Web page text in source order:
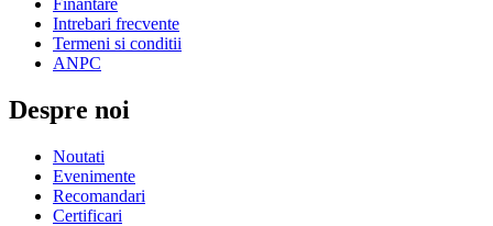
Finantare
Intrebari frecvente
Termeni si conditii
ANPC
Despre noi
Noutati
Evenimente
Recomandari
Certificari